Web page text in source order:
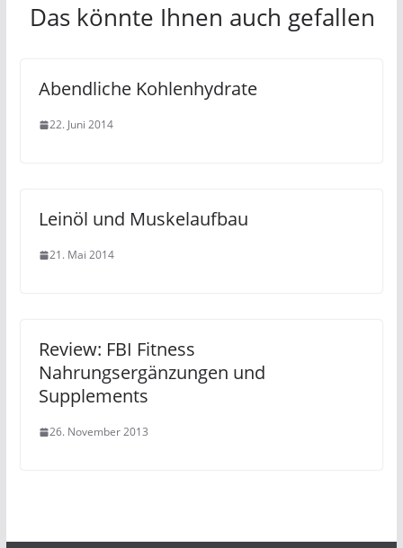
Das könnte Ihnen auch gefallen
Abendliche Kohlenhydrate
22. Juni 2014
Leinöl und Muskelaufbau
21. Mai 2014
Review: FBI Fitness
Nahrungsergänzungen und
Supplements
26. November 2013